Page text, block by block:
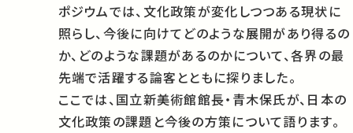
ポジウムでは、文化政策が変化しつつある現状に
照らし、今後に向けてどのような展開があり得るの
か、どのような課題があるのかについて、各界の最
先端で活躍する論客とともに探りました。
ここでは、国立新美術館館長・青木保氏が、日本の
文化政策の課題と今後の方策について語ります。